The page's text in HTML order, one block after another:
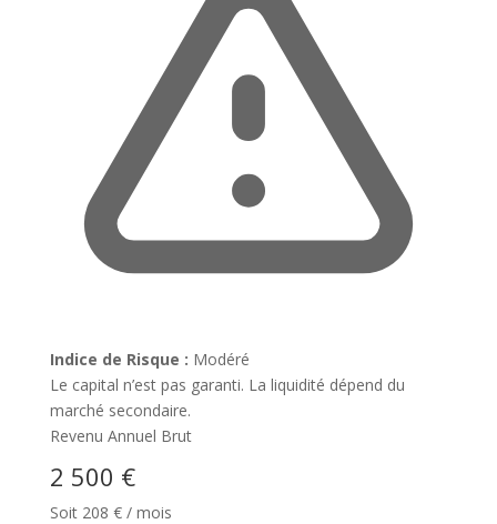
Indice de Risque : Modéré
Le capital n’est pas garanti. La liquidité dépend du
marché secondaire.
Revenu Annuel Brut
2 500 €
Soit 208 € / mois